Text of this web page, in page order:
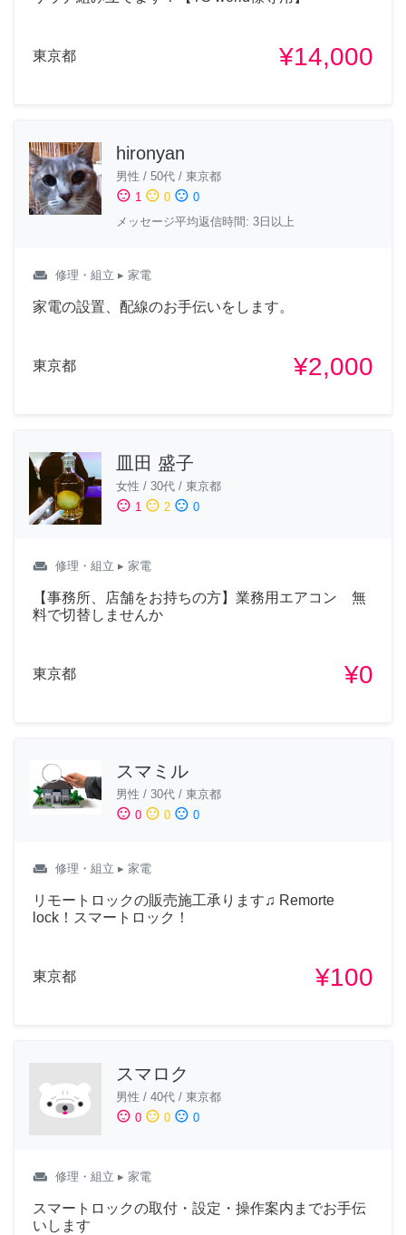
東京都 ¥14,000
hironyan
男性 / 50代 / 東京都
sentiment_satisfied 1 sentiment_neutral 0 sentiment_dissatisfied 0
メッセージ平均返信時間: 3日以上
weekend 修理・組立 ▸ 家電
家電の設置、配線のお手伝いをします。
東京都 ¥2,000
皿田 盛子
女性 / 30代 / 東京都
sentiment_satisfied 1 sentiment_neutral 2 sentiment_dissatisfied 0
weekend 修理・組立 ▸ 家電
【事務所、店舗をお持ちの方】業務用エアコン 無
料で切替しませんか
東京都 ¥0
スマミル
男性 / 30代 / 東京都
sentiment_satisfied 0 sentiment_neutral 0 sentiment_dissatisfied 0
weekend 修理・組立 ▸ 家電
リモートロックの販売施工承ります♫ Remorte
lock！スマートロック！
東京都 ¥100
スマロク
男性 / 40代 / 東京都
sentiment_satisfied 0 sentiment_neutral 0 sentiment_dissatisfied 0
weekend 修理・組立 ▸ 家電
スマートロックの取付・設定・操作案内までお手伝
いします